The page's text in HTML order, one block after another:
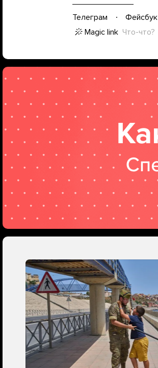
Телеграм Фейсбук
Magic link Что-что?